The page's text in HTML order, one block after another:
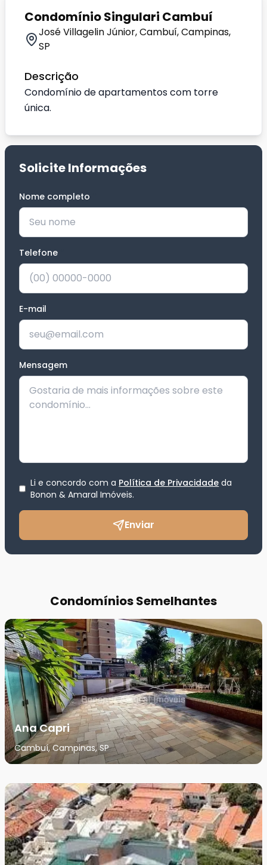
Condomínio Singulari Cambuí
José Villagelin Júnior, Cambuí, Campinas,
SP
Descrição
Condomínio de apartamentos com torre
única.
Solicite Informações
Nome completo
Telefone
E-mail
Mensagem
Li e concordo com a Política de Privacidade da
Bonon & Amaral Imóveis.
Enviar
Condomínios Semelhantes
Ana Capri
Cambuí, Campinas, SP